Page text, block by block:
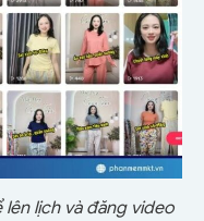
lịch và đăng video